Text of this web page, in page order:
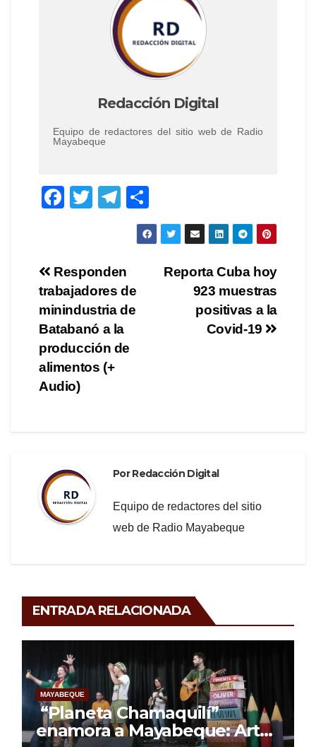
Redacción Digital
Equipo de redactores del sitio web de Radio
Mayabeque
F
e
b
o
o
k
T
er
T
el
gr
a
m
o
m
Navegación
de
entradas
Reporta Cuba hoy
923 muestras
positivas a la
Covid-19
Responden
trabajadores de
minindustria de
Batabanó a la
producción de
alimentos (+
Audio)
PorRedacción Digital
Equipo de redactores del sitio
web de Radio Mayabeque
ENTRADA RELACIONADA
MAYABEQUE
“Planeta Chamaquilí”
enamora a Mayabeque: Arte,